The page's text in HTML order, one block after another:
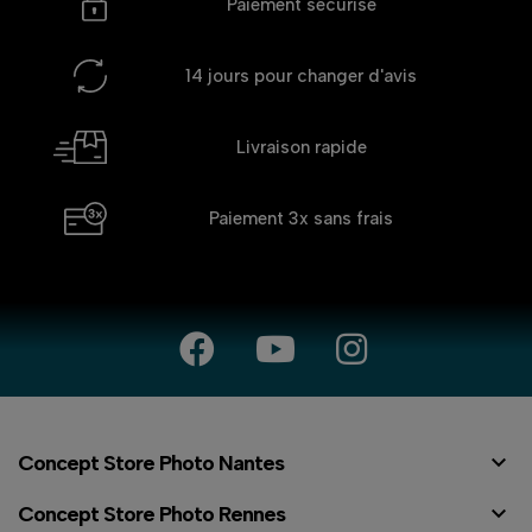
Paiement sécurisé
14 jours pour changer d'avis
Livraison rapide
Paiement 3x sans frais
Concept Store Photo Nantes 
Concept Store Photo Rennes 